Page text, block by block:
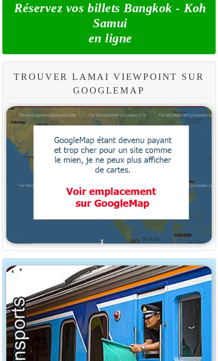
Réservez vos billets Bangkok - Koh
Samui
en ligne
TROUVER LAMAI VIEWPOINT SUR
GOOGLEMAP